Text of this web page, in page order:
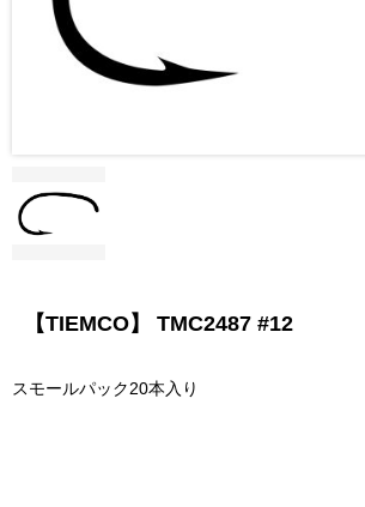
【TIEMCO】 TMC2487 #12
スモールパック20本入り